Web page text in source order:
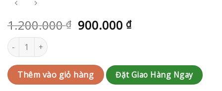
1.200.000₫ 900.000 ₫
Kệ chúc mừng khai trương | HCVKKT56 số lượng
Thêm vào giỏ hàng Đặt Giao Hàng Ngay